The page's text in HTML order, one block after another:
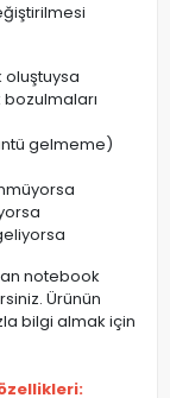
oluştuysa
gelmeme)
notebook
Ürünün
bilgi almak için